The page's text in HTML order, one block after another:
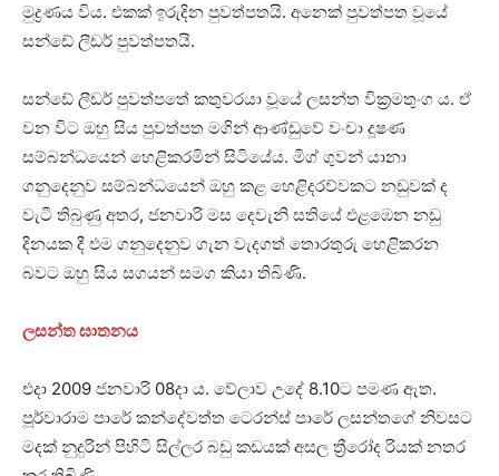
මුද්‍රණය විය. එකක් ඉරුදින පුවත්පතයි. අනෙක් පුවත්පත වූයේ
සන්ඩේ ලීඩර් පුවත්පතයි.
සන්ඩේ ලීඩර් පුවත්පතේ කතුවරයා වූයේ ලසන්ත වික්‍රමතුංග ය. ඒ
වන විට ඔහු සිය පුවත්පත මගින් ආණ්ඩුවේ වංචා දූෂණ
සම්බන්ධයෙන් හෙළිකරමින් සිටියේය. මිග් ගුවන් යානා
ගනුදෙනුව සම්බන්ධයෙන් ඔහු කළ හෙළිදරව්වකට නඩුවක් ද
වැටී තිබුණු අතර, ජනවාරි මස දෙවැනි සතියේ එළඹෙන නඩු
දිනයක දී එම ගනුදෙනුව ගැන වැදගත් තොරතුරු හෙළිකරන
බවට ඔහු සිය සගයන් සමග කියා තිබිණි.
ලසන්ත ඝාතනය
එදා 2009 ජනවාරි 08දා ය. වේලාව උදේ 8.10ට පමණ ඇත.
පූර්වාරාම පාරේ කන්දේවත්ත ටෙරන්ස් පාරේ ලසන්තගේ නිවසට
මදක් නුදුරින් පිහිටි සිල්ලර බඩු කඩයක් අසල ත්‍රීරෝද රියක් නතර